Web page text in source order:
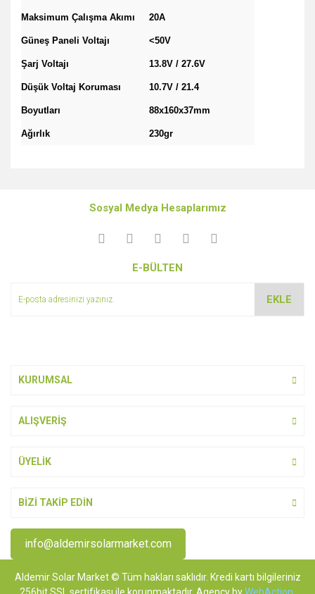
Maksimum Çalışma Akımı 20A
Güneş Paneli Voltajı <50V
Şarj Voltajı 13.8V / 27.6V
Düşük Voltaj Koruması 10.7V / 21.4
Boyutları 88x160x37mm
Ağırlık 230gr
kullanarak tarafımıza iletebilirsiniz.
Görüş ve önerileriniz için teşekkür ederiz.
Ürün açıklamasında eksik bilgiler bulunuyor.
Sosyal Medya Hesaplarımız
E-BÜLTEN
EKLE
KURUMSAL
ALIŞVERİŞ
ÜYELİK
BİZİ TAKİP EDİN
info@aldemirsolarmarket.com
Aldemir Solar Market © Tüm hakları saklıdır. Kredi kartı bilgileriniz